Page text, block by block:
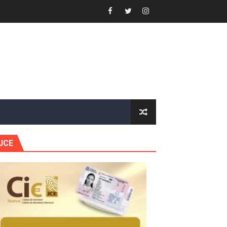
para Impulsar el Desarrollo de Santo
fortalecer el diálogo social y el trabajo decente
comunicacional en salud
de Guaiguí: "Es ignorancia supina"
del país
por la obra vial, en cumplimiento de un